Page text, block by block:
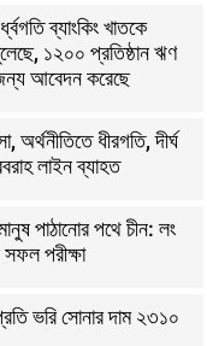
ব্যাংকিং খাতকে
১২০০ প্রতিষ্ঠান ঋণ
আবেদন করেছে
অর্থনীতিতে ধীরগতি, দীর্ঘ
লাইন ব্যাহত
পাঠানোর পথে চীন: লং
সফল পরীক্ষা
ভরি সোনার দাম ২৩১০